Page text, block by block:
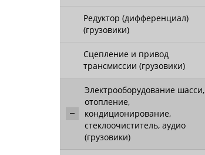
Редуктор (дифференциал)
(грузовики)
Сцепление и привод
трансмиссии (грузовики)
Электрооборудование шасси,
отопление,
кондиционирование,
стеклоочиститель, аудио
(грузовики)